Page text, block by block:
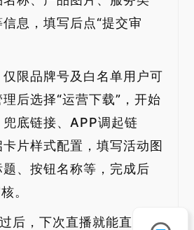
息，填写后点“提交审
限品牌号及白名单用户可
后选择“运营下载”，开始
底链接、APP调起链
片样式配置，填写活动图
、按钮名称等，完成后
。
后，下次直播就能直接上